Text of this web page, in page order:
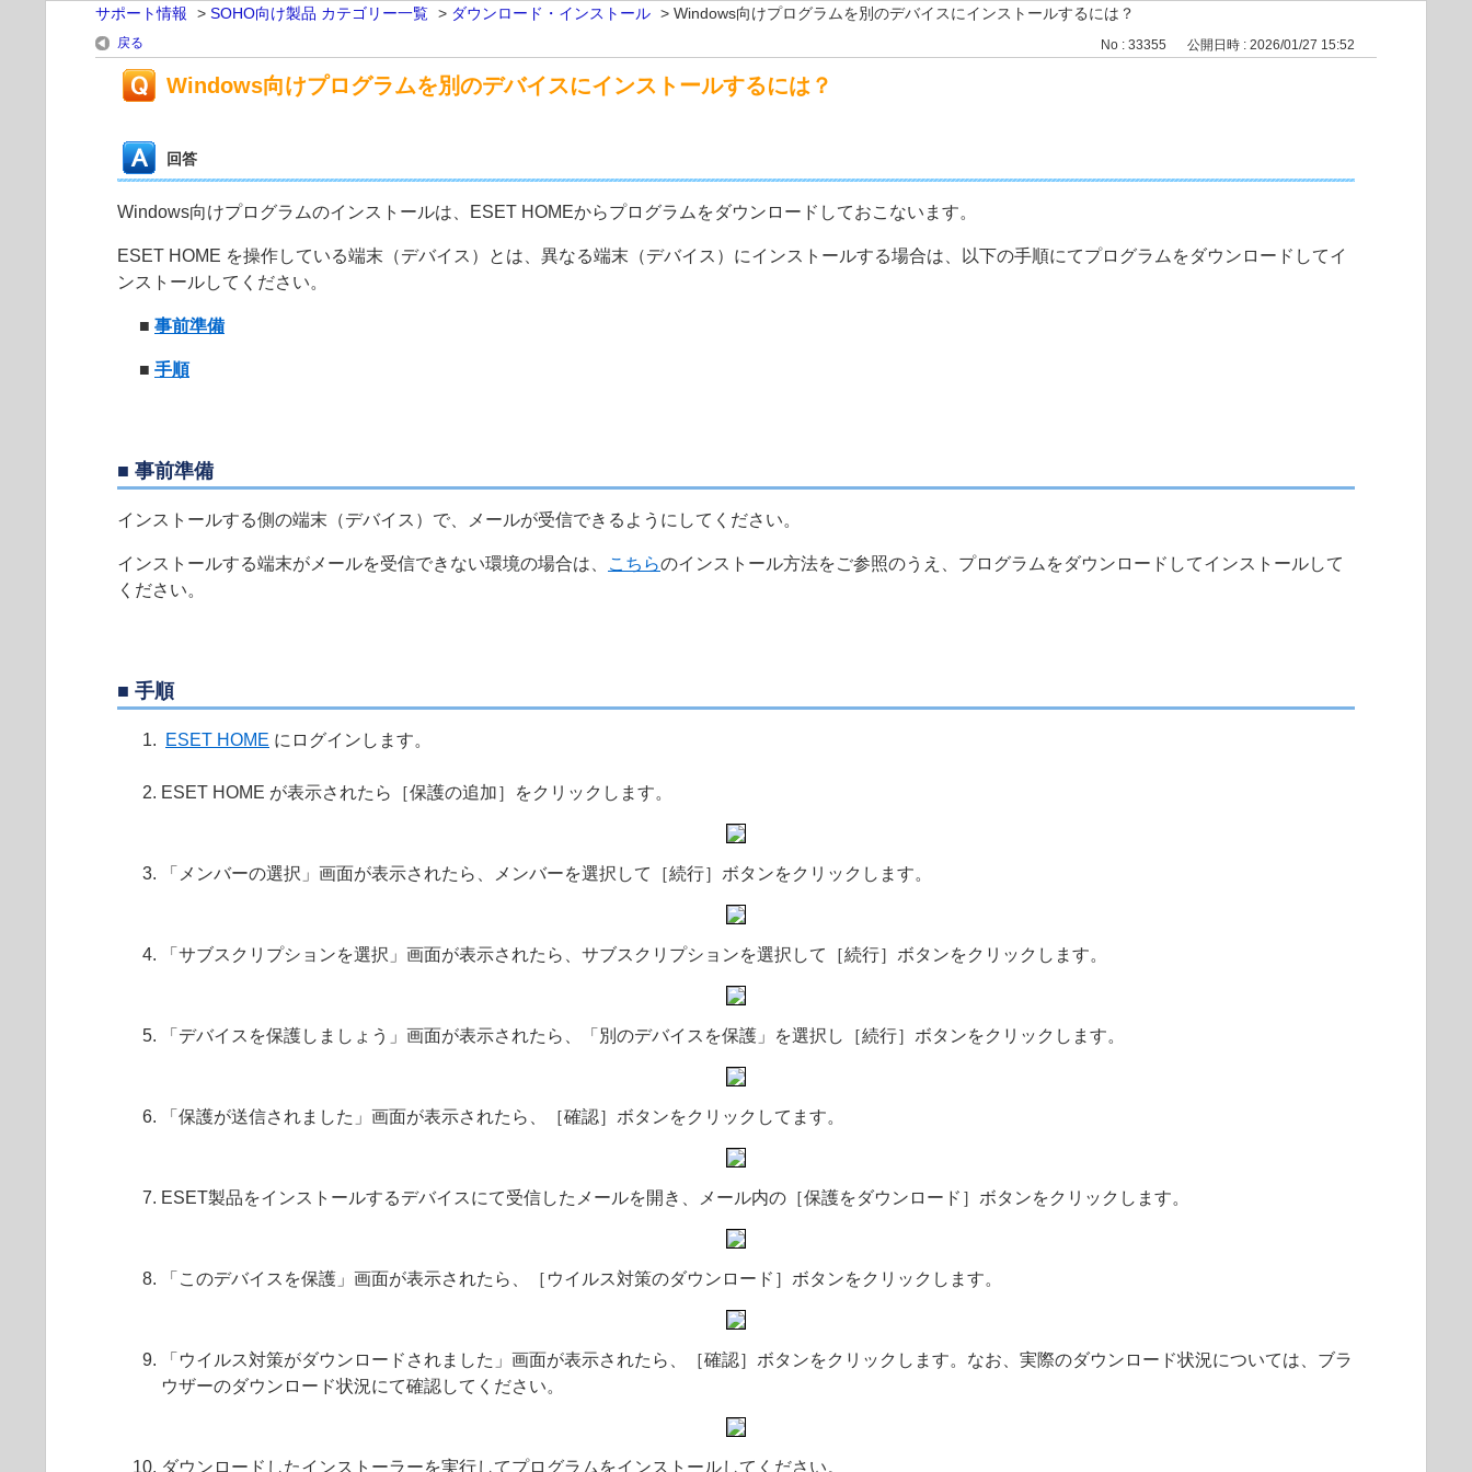
サポート情報 > SOHO向け製品 カテゴリー一覧 > ダウンロード・インストール > Windows向けプログラムを別のデバイスにインストールするには？
戻る No : 33355 公開日時 : 2026/01/27 15:52
Windows向けプログラムを別のデバイスにインストールするには？
回答
Windows向けプログラムのインストールは、ESET HOMEからプログラムをダウンロードしておこないます。
ESET HOME を操作している端末（デバイス）とは、異なる端末（デバイス）にインストールする場合は、以下の手順にてプログラムをダウンロードしてイ
ンストールしてください。
■ 事前準備
■ 手順
■ 事前準備
インストールする側の端末（デバイス）で、メールが受信できるようにしてください。
インストールする端末がメールを受信できない環境の場合は、 こちらのインストール方法をご参照のうえ、プログラムをダウンロードしてインストールして
ください。
■ 手順
ESET HOME にログインします。
ESET HOME が表示されたら［保護の追加］をクリックします。
「メンバーの選択」画面が表示されたら、メンバーを選択して［続行］ボタンをクリックします。
「サブスクリプションを選択」画面が表示されたら、サブスクリプションを選択して［続行］ボタンをクリックします。
「デバイスを保護しましょう」画面が表示されたら、「別のデバイスを保護」を選択し［続行］ボタンをクリックします。
「保護が送信されました」画面が表示されたら、［確認］ボタンをクリックしてます。
ESET製品をインストールするデバイスにて受信したメールを開き、メール内の［保護をダウンロード］ボタンをクリックします。
「このデバイスを保護」画面が表示されたら、［ウイルス対策のダウンロード］ボタンをクリックします。
「ウイルス対策がダウンロードされました」画面が表示されたら、［確認］ボタンをクリックします。なお、実際のダウンロード状況については、ブラ
ウザーのダウンロード状況にて確認してください。
ダウンロードしたインストーラーを実行してプログラムをインストールしてください。